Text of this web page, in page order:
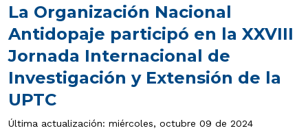
La Organización Nacional
Antidopaje participó en la XXVIII
Jornada Internacional de
Investigación y Extensión de la
UPTC
Última actualización: miércoles, octubre 09 de 2024